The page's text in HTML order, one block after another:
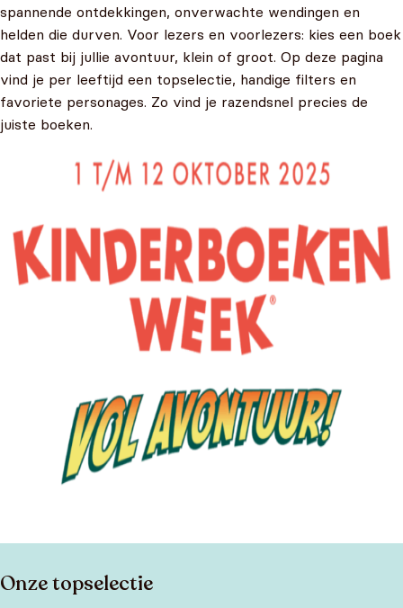
spannende ontdekkingen, onverwachte wendingen en
helden die durven. Voor lezers en voorlezers: kies een boek
dat past bij jullie avontuur, klein of groot. Op deze pagina
vind je per leeftijd een topselectie, handige filters en
favoriete personages. Zo vind je razendsnel precies de
juiste boeken.
Onze topselectie